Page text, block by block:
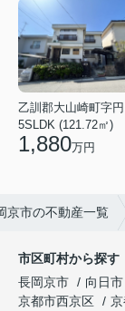
5SLDK (121.72㎡)
1,880万円
京市の不動産一覧
市区町村から探す
長岡京市
向日市
京都市西京区